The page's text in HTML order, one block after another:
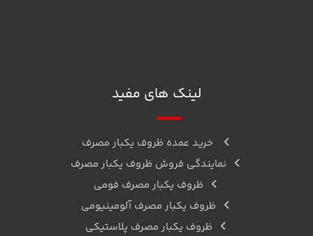
لینک های مفید
خرید عمده ظروف یکبار مصرف
نمایندگی فروش ظروف یکبار مصرف
ظروف یکبار مصرف فومی
ظروف یکبار مصرف آلومینیومی
ظروف یکبار مصرف پلاستیکی